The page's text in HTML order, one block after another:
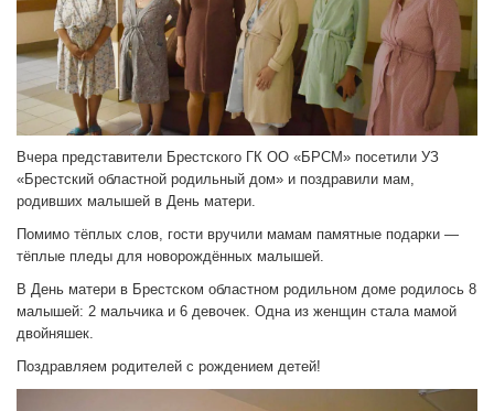
Вчера представители Брестского ГК ОО «БРСМ» посетили УЗ
«Брестский областной родильный дом» и поздравили мам,
родивших малышей в День матери.
Помимо тёплых слов, гости вручили мамам памятные подарки —
тёплые пледы для новорождённых малышей.
В День матери в Брестском областном родильном доме родилось 8
малышей: 2 мальчика и 6 девочек. Одна из женщин стала мамой
двойняшек.
Поздравляем родителей с рождением детей!